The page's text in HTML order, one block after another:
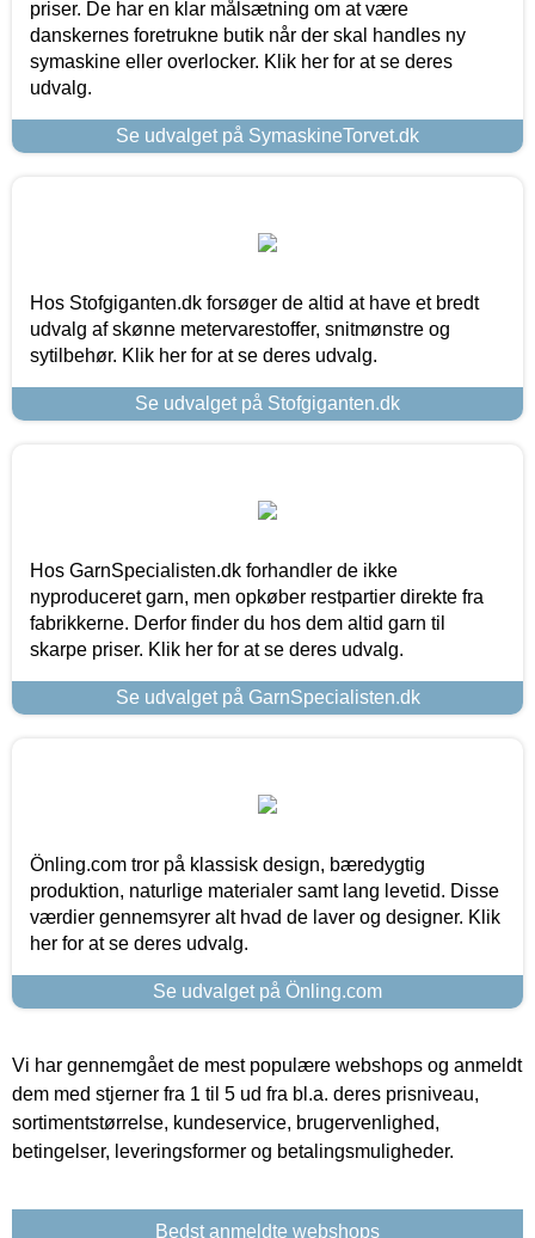
priser. De har en klar målsætning om at være
danskernes foretrukne butik når der skal handles ny
symaskine eller overlocker. Klik her for at se deres
udvalg.
Se udvalget på SymaskineTorvet.dk
Hos Stofgiganten.dk forsøger de altid at have et bredt
udvalg af skønne metervarestoffer, snitmønstre og
sytilbehør. Klik her for at se deres udvalg.
Se udvalget på Stofgiganten.dk
Hos GarnSpecialisten.dk forhandler de ikke
nyproduceret garn, men opkøber restpartier direkte fra
fabrikkerne. Derfor finder du hos dem altid garn til
skarpe priser. Klik her for at se deres udvalg.
Se udvalget på GarnSpecialisten.dk
Önling.com tror på klassisk design, bæredygtig
produktion, naturlige materialer samt lang levetid. Disse
værdier gennemsyrer alt hvad de laver og designer. Klik
her for at se deres udvalg.
Se udvalget på Önling.com
Vi har gennemgået de mest populære webshops og anmeldt
dem med stjerner fra 1 til 5 ud fra bl.a. deres prisniveau,
sortimentstørrelse, kundeservice, brugervenlighed,
betingelser, leveringsformer og betalingsmuligheder.
Bedst anmeldte webshops